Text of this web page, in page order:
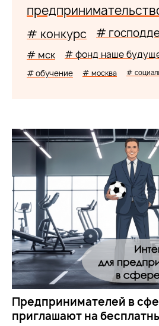
# конкурс #
# мск # фонд наше
# обучение # москва #
Предпринимателей в
приглашают на